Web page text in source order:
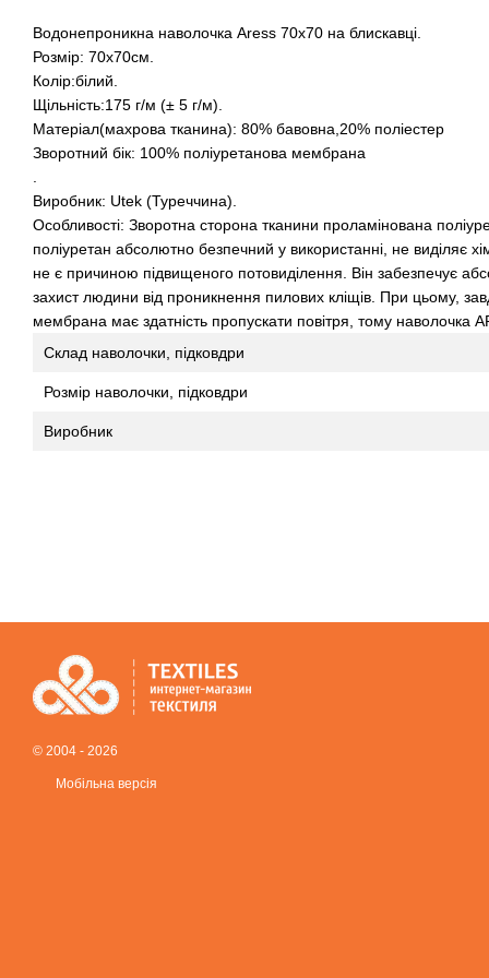
Водонепроникна наволочка Aress 70x70 на блискавці.
Розмір: 70х70см.
Колір:білий.
Щільність:175 г/м (± 5 г/м).
Матеріал(махрова тканина): 80% бавовна,20% поліестер
Зворотний бік: 100% поліуретанова мембрана
.
Виробник: Utek (Туреччина).
Особливості: Зворотна сторона тканини проламінована
поліуретан абсолютно безпечний у використанні, не виділяє
не є причиною підвищеного потовиділення. Він забезпечує
захист людини від проникнення пилових кліщів. При цьому,
мембрана має здатність пропускати повітря, тому наволочка
Склад наволочки, підковдри
Розмір наволочки, підковдри
Виробник
© 2004 - 2026
Мобільна версія